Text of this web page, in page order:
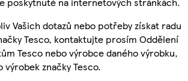
Vašich dotazů nebo potřeby získat radu
Tesco, kontaktujte prosím Oddělení
Tesco nebo výrobce daného výrobku,
výrobek značky Tesco.